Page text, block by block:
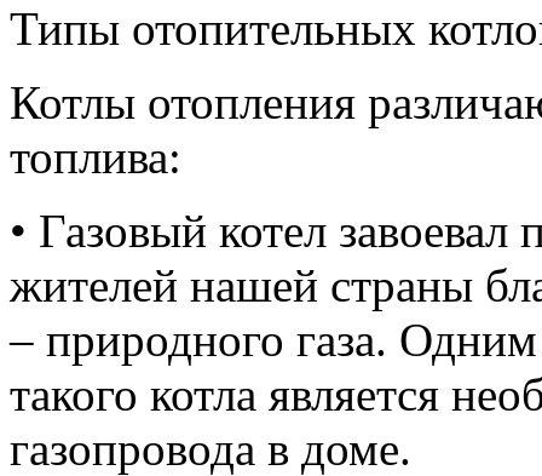
Типы отопительных
Котлы отопления
топлива:
• Газовый котел
жителей нашей страны
– природного газа.
такого котла является
газопровода в доме.